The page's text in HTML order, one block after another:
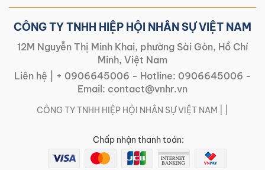
CÔNG TY TNHH HIỆP HỘI NHÂN SỰ VIỆT NAM
12M Nguyễn Thị Minh Khai, phường Sài Gòn, Hồ Chí
Minh, Việt Nam
Liên hệ |
+ 0906645006 - Hotline: 0906645006 -
Email: contact@vnhr.vn
CÔNG TY TNHH HIỆP HỘI NHÂN SỰ VIỆT NAM | |
Chấp nhận thanh toán: